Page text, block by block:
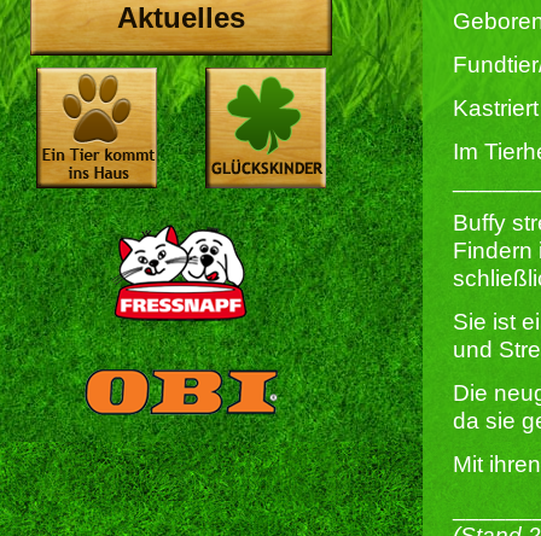
Aktuelles
Im
Buffy
Findern
Sie ist
und
Die
da sie
Mit